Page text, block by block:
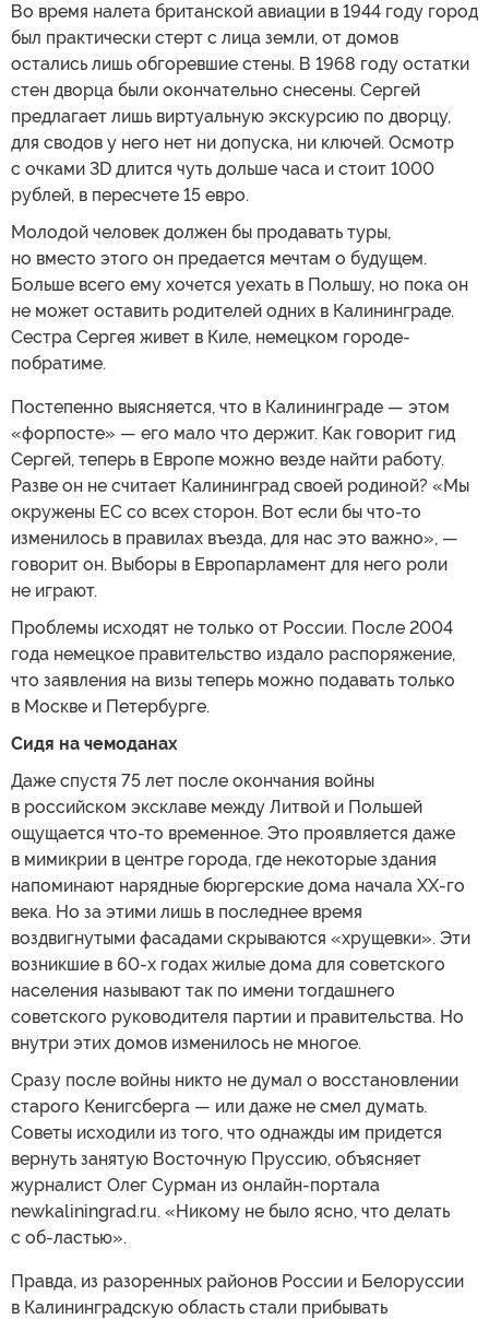
Во время налета британской авиации в 1944 году город
был практически стерт с лица земли, от домов
остались лишь обгоревшие стены. В 1968 году остатки
стен дворца были окончательно снесены. Сергей
предлагает лишь виртуальную экскурсию по дворцу,
для сводов у него нет ни допуска, ни ключей. Осмотр
с очками 3D длится чуть дольше часа и стоит 1000
рублей, в пересчете 15 евро.
Молодой человек должен бы продавать туры,
но вместо этого он предается мечтам о будущем.
Больше всего ему хочется уехать в Польшу, но пока он
не может оставить родителей одних в Калининграде.
Сестра Сергея живет в Киле, немецком городе-
побратиме.
Постепенно выясняется, что в Калининграде — этом
«форпосте» — его мало что держит. Как говорит гид
Сергей, теперь в Европе можно везде найти работу.
Разве он не считает Калининград своей родиной? «Мы
окружены ЕС со всех сторон. Вот если бы что-то
изменилось в правилах въезда, для нас это важно», —
говорит он. Выборы в Европарламент для него роли
не играют.
Проблемы исходят не только от России. После 2004
года немецкое правительство издало распоряжение,
что заявления на визы теперь можно подавать только
в Москве и Петербурге.
Сидя на чемоданах
Даже спустя 75 лет после окончания войны
в российском эксклаве между Литвой и Польшей
ощущается что-то временное. Это проявляется даже
в мимикрии в центре города, где некоторые здания
напоминают нарядные бюргерские дома начала ХХ-го
века. Но за этими лишь в последнее время
воздвигнутыми фасадами скрываются «хрущевки». Эти
возникшие в 60-х годах жилые дома для советского
населения называют так по имени тогдашнего
советского руководителя партии и правительства. Но
внутри этих домов изменилось не многое.
Сразу после войны никто не думал о восстановлении
старого Кенигсберга — или даже не смел думать.
Советы исходили из того, что однажды им придется
вернуть занятую Восточную Пруссию, объясняет
журналист Олег Сурман из онлайн-портала
newkaliningrad.ru. «Никому не было ясно, что делать
с об-ластью».
Правда, из разоренных районов России и Белоруссии
в Калининградскую область стали прибывать